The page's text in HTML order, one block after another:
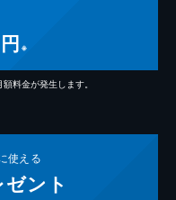
円 ※
料金が発生します。
使える
ント